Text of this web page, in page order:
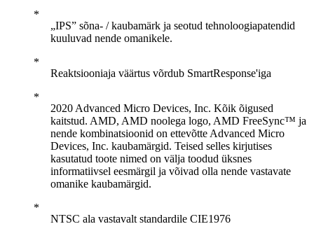
„IPS” sõna- / kaubamärk ja seotud tehnoloogiapatendid
kuuluvad nende omanikele.
Reaktsiooniaja väärtus võrdub SmartResponse'iga
2020 Advanced Micro Devices, Inc. Kõik õigused
kaitstud. AMD, AMD noolega logo, AMD FreeSync™ ja
nende kombinatsioonid on ettevõtte Advanced Micro
Devices, Inc. kaubamärgid. Teised selles kirjutises
kasutatud toote nimed on välja toodud üksnes
informatiivsel eesmärgil ja võivad olla nende vastavate
omanike kaubamärgid.
NTSC ala vastavalt standardile CIE1976